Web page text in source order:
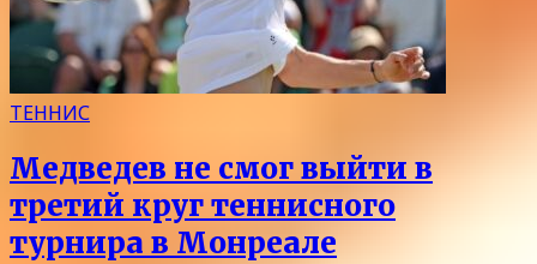
ТЕННИС
Медведев не смог выйти в
третий круг теннисного
турнира в Монреале